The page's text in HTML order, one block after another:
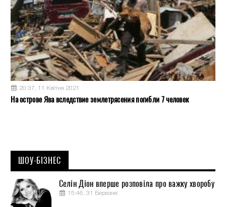
20:37, 11 Квітня 2021
На острове Ява вследствие землетрясения погибли 7 человек
ШОУ-БІЗНЕС
Селін Діон вперше розповіла про важку хворобу
15:46, 31 Березня